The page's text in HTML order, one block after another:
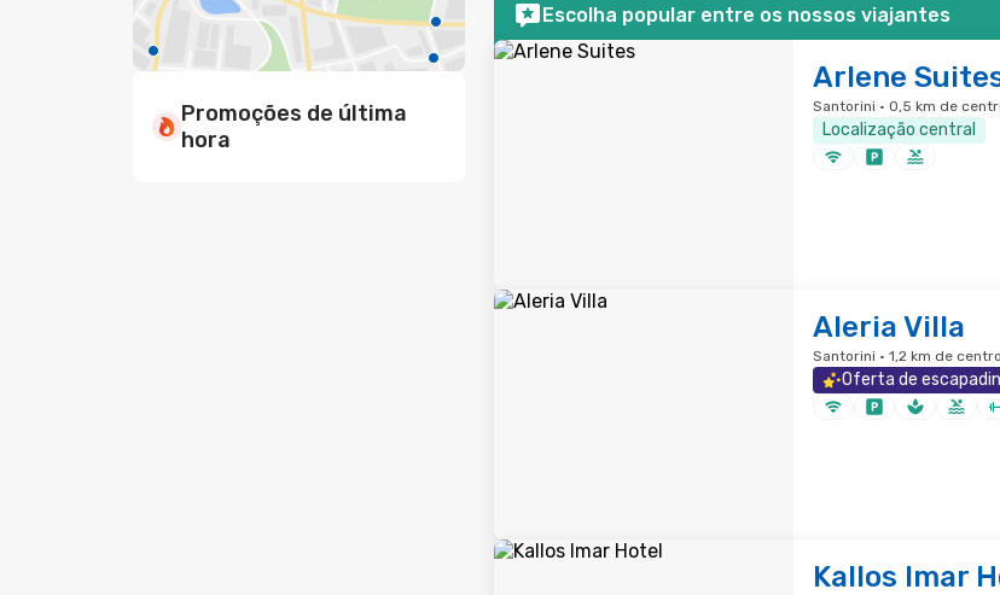
Promoções de última
hora
Escolha popular entre os nossos viajantes
Arlene
Santorini · 0,5 km de
Localização central
Aleria Villa
Santorini · 1,2 km de
Oferta de
Kallos Imar